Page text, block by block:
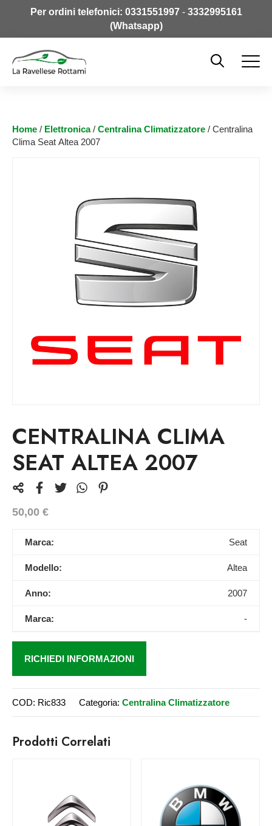
Per ordini telefonici: 0331551997- 3332995161
(Whatsapp)
Home / Elettronica/ Centralina Climatizzatore / Centralina
Clima Seat Altea 2007
CENTRALINA CLIMA
SEAT ALTEA 2007
50,00 €
Marca: Seat
Modello: Altea
Anno: 2007
Marca: -
RICHIEDI INFORMAZIONI
COD: Ric833 Categoria: Centralina Climatizzatore
Prodotti Correlati